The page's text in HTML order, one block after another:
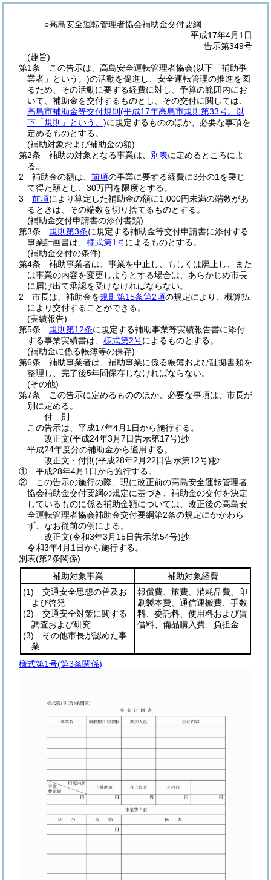
○高島安全運転管理者協会補助金交付要綱
平成17年4月1日
告示第349号
(趣旨)
第1条
この告示は、高島安全運転管理者協会(以下「補助事
業者」という。)の活動を促進し、安全運転管理の推進を図
るため、その活動に要する経費に対し、予算の範囲内にお
いて、補助金を交付するものとし、その交付に関しては、
高島市補助金等交付規則 (平成17年高島市規則第33号。以
下「規則」という。)に規定するもののほか、必要な事項を
定めるものとする。
(補助対象および補助金の額)
第2条
補助の対象となる事業は、 別表に定めるところによ
る。
2
補助金の額は、 前項の事業に要する経費に3分の1を乗じ
て得た額とし、30万円を限度とする。
3
前項により算定した補助金の額に1,000円未満の端数があ
るときは、その端数を切り捨てるものとする。
(補助金交付申請書の添付書類)
第3条
規則第3条に規定する補助金等交付申請書に添付する
事業計画書は、 様式第1号によるものとする。
(補助金交付の条件)
第4条
補助事業者は、事業を中止し、もしくは廃止し、また
は事業の内容を変更しようとする場合は、あらかじめ市長
に届け出て承認を受けなければならない。
2
市長は、補助金を規則第15条第2項の規定により、概算払
により交付することができる。
(実績報告)
第5条
規則第12条に規定する補助事業等実績報告書に添付
する事業実績書は、 様式第2号によるものとする。
(補助金に係る帳簿等の保存)
第6条
補助事業者は、補助事業に係る帳簿および証拠書類を
整理し、完了後5年間保存しなければならない。
(その他)
第7条
この告示に定めるもののほか、必要な事項は、市長が
別に定める。
付 則
この告示は、平成17年4月1日から施行する。
改正文(平成24年3月7日告示第17号)抄
平成24年度分の補助金から適用する。
改正文・付則 (平成28年2月22日告示第12号)抄
①
平成28年4月1日から施行する。
②
この告示の施行の際、現に改正前の高島安全運転管理者
協会補助金交付要綱の規定に基づき、補助金の交付を決定
しているものに係る補助金額については、改正後の高島安
全運転管理者協会補助金交付要綱第2条の規定にかかわら
ず、なお従前の例による。
改正文(令和3年3月15日告示第54号)抄
令和3年4月1日から施行する。
別表(第2条関係)
補助対象事業
補助対象経費
(1) 交通安全思想の普及お
よび啓発
(2) 交通安全対策に関する
調査および研究
(3) その他市長が認めた事
業
報償費、旅費、消耗品費、印
刷製本費、通信運搬費、手数
料、委託料、使用料および賃
借料、備品購入費、負担金
様式第1号(第3条関係)